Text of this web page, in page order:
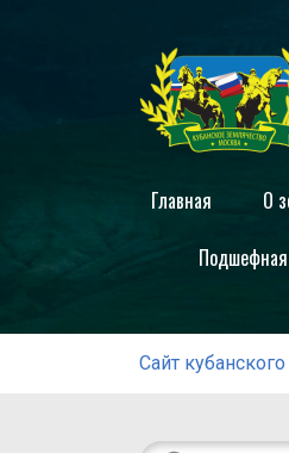
Главная О
Сайт